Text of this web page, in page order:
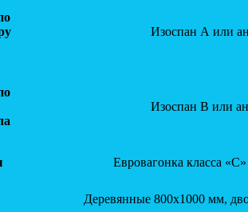
Изоспан А или
Изоспан В или
Евровагонка класса
Деревянные 800х1000 мм,